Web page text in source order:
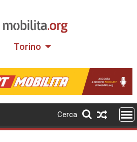
Torino
Cerca